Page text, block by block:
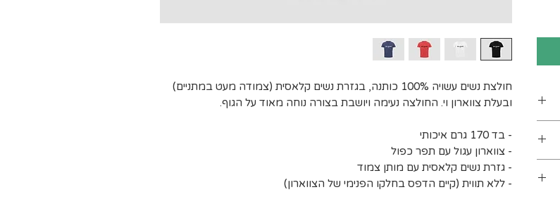
חולצת נשים עשויה 100% כותנה, בגזרת נשים קלאסית (צמודה מעט במתניים)
ובעלת צווארון וי. החולצה נעימה ויושבת בצורה נוחה מאוד על הגוף.
- בד 170 גרם איכותי
- צווארון עגול עם תפר כפול
- גזרת נשים קלאסית עם מותן צמוד
- ללא תווית (קיים הדפס בחלקו הפנימי של הצווארון)